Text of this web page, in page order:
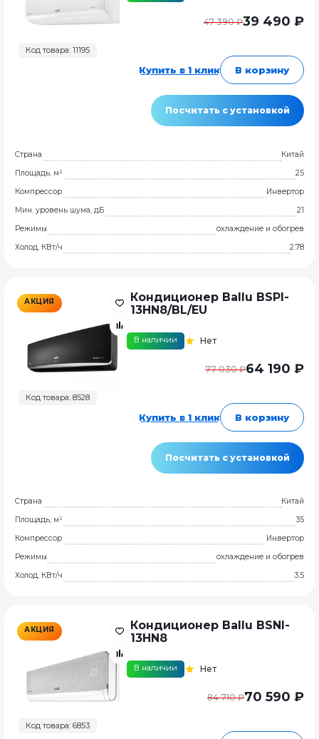
Код товара: 11195
47 390 ₽39 490 ₽
Купить в 1 клик В корзину
Посчитать с установкой
Страна
Китай
Площадь, м²
25
Компрессор
Инвертор
Мин. уровень шума, дБ
21
Режимы
охлаждение и обогрев
Холод, КВт/ч
2.78
АКЦИЯ
Код товара: 8528
Кондиционер Ballu BSPI-
13HN8/BL/EU
В наличии Нет
77 030 ₽64 190 ₽
Купить в 1 клик В корзину
Посчитать с установкой
Страна
Китай
Площадь, м²
35
Компрессор
Инвертор
Режимы
охлаждение и обогрев
Холод, КВт/ч
3.5
АКЦИЯ
Код товара: 6853
Кондиционер Ballu BSNI-
13HN8
В наличии Нет
84 710 ₽70 590 ₽